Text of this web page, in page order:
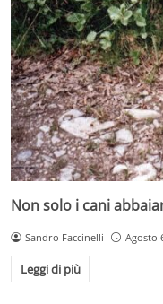
Non solo i cani
Sandro Faccinelli Agosto
Leggi di più